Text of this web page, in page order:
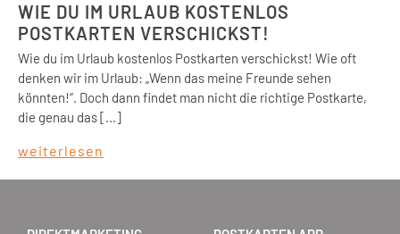
WIE DU IM URLAUB KOSTENLOS
POSTKARTEN VERSCHICKST!
Wie du im Urlaub kostenlos Postkarten verschickst! Wie oft
denken wir im Urlaub: „Wenn das meine Freunde sehen
könnten!“. Doch dann findet man nicht die richtige Postkarte,
die genau das [...]
weiterlesen